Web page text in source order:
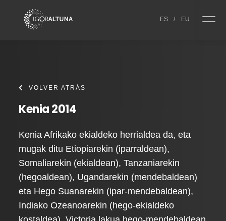
ES / EU
VOLVER ATRÁS
Kenia 2014
Kenia Afrikako ekialdeko herrialdea da, eta
mugak ditu Etiopiarekin (iparraldean),
Somaliarekin (ekialdean), Tanzaniarekin
(hegoaldean), Ugandarekin (mendebaldean)
eta Hego Suanarekin (ipar-mendebaldean),
Indiako Ozeanoarekin (hego-ekialdeko